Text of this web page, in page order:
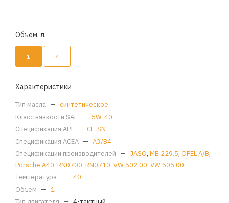
Объем, л.
1 4
Характеристики
Тип масла — синтетическое
Класс вязкости SAE — 5W-40
Спецификация API — CF, SN
Спецификация ACEA — A3/B4
Спецификации производителей — JASO, MB 229.5, OPEL A/B,
Porsche A40, RN0700, RN0710, VW 502 00, VW 505 00
Температура — -40
Объем — 1